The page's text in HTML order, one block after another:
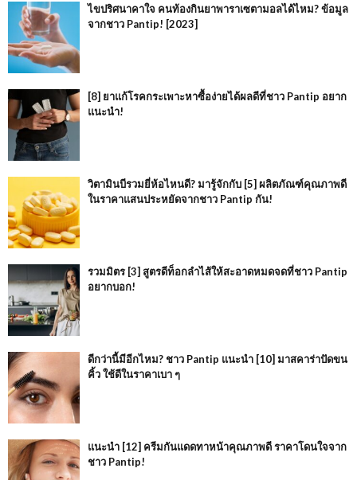
ไขปริศนาคาใจ คนท้องกินยาพาราเซตามอลได้ไหม? ข้อมูล
จากชาว Pantip! [2023]
[8] ยาแก้โรคกระเพาะหาซื้อง่ายได้ผลดีที่ชาว Pantip อยาก
แนะนำ!
วิตามินบีรวมยี่ห้อไหนดี? มารู้จักกับ [5] ผลิตภัณฑ์คุณภาพดี
ในราคาแสนประหยัดจากชาว Pantip กัน!
รวมมิตร [3] สูตรดีท็อกลำไส้ให้สะอาดหมดจดที่ชาว Pantip
อยากบอก!
ดีกว่านี้มีอีกไหม? ชาว Pantip แนะนำ [10] มาสคาร่าปัดขน
คิ้ว ใช้ดีในราคาเบา ๆ
แนะนำ [12] ครีมกันแดดทาหน้าคุณภาพดี ราคาโดนใจจาก
ชาว Pantip!